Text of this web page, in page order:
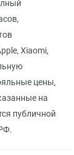
Xiaomi,
цены,
на
публичной